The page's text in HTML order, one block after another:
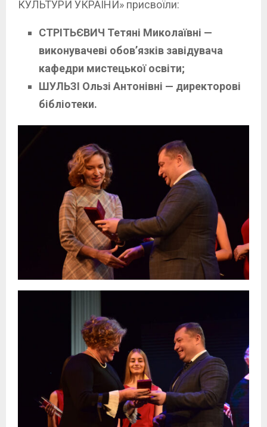
КУЛЬТУРИ УКРАЇНИ» присвоїли:
СТРІТЬЄВИЧ Тетяні Миколаївні —
виконувачеві обов’язків завідувача
кафедри мистецької освіти;
ШУЛЬЗІ Ользі Антонівні — директорові
бібліотеки.